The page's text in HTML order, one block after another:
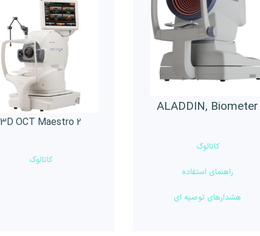
ALADDIN, Biometer
کاتالوگ
راهنمای استفاده
هشدارهای توصیه ای
3D OCT Maestro 2
کاتالوگ